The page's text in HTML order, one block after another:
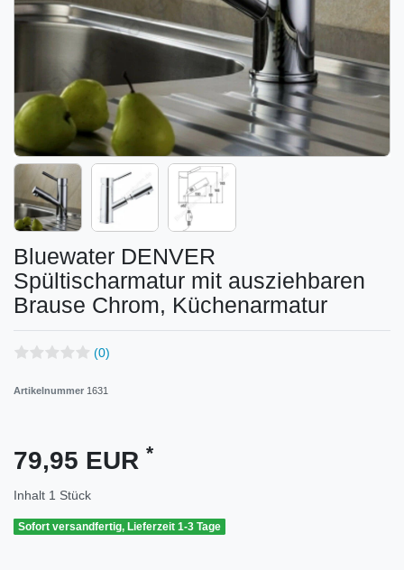
Bluewater DENVER
Spültischarmatur mit ausziehbaren
Brause Chrom, Küchenarmatur
(0)
Artikelnummer 1631
79,95 EUR *
Inhalt 1 Stück
Sofort versandfertig, Lieferzeit 1-3 Tage